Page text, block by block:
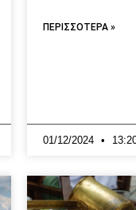
ΠΕΡΙΣΣΟΤΕΡΑ »
01/12/2024